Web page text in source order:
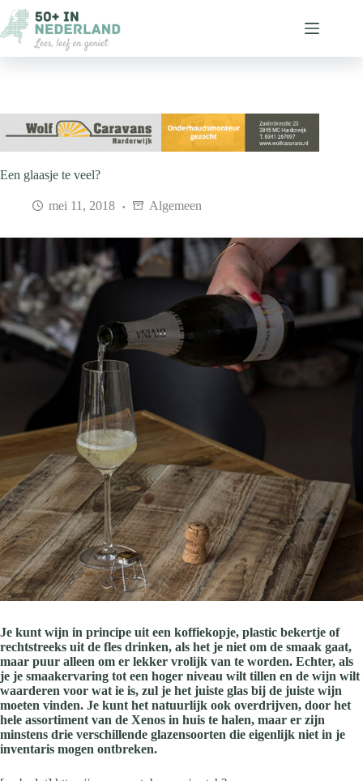
naar
de
inhoud
Een glaasje te veel?
mei 11, 2018 Algemeen
Je kunt wijn in principe uit een koffiekopje, plastic bekertje of
rechtstreeks uit de fles drinken, als het je niet om de smaak gaat,
maar puur alleen om er lekker vrolijk van te worden. Echter, als
je je smaakervaring tot een hoger niveau wilt tillen en de wijn wilt
waarderen voor wat ie is, zul je het juiste glas bij de juiste wijn
moeten vinden. Je kunt het natuurlijk ook overdrijven, door het
hele assortiment van de Xenos in huis te halen, maar er zijn
minstens drie verschillende glazensoorten die eigenlijk niet in je
inventaris mogen ontbreken.